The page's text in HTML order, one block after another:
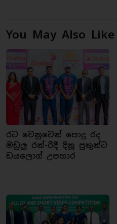
You May Also Like
රට වෙනුවෙන් පොදු රද
මඩුලු රන්-රිදී දිනූ පුතුන්ට
ඩයලොග් උපහාර